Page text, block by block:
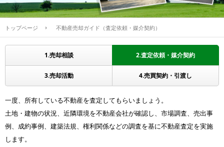
トップページ 不動産売却ガイド（査定依頼・媒介契約）
1.売却相談 2.査定依頼・媒介契約
3.売却活動 4.売買契約・引渡し
一度、所有している不動産を査定してもらいましょう。
土地・建物の状況、近隣環境を不動産会社が確認し、市場調査、売出事
例、成約事例、建築法規、権利関係などの調査を基に不動産査定を実施
します。